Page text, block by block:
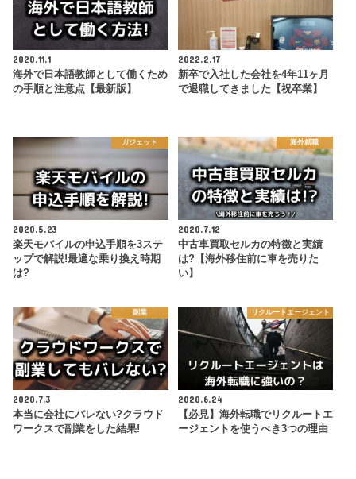
2020.11.1
海外で日本語教師として働くため
の手順と注意点【最新版】
2022.2.17
新卒で入社した会社を4年11ヶ月
で退職してきました【祝卒業】
ガジェット
2020.5.23
楽天モバイルの申込手順を3ステ
ップで解説!最適な乗り換え時期
は?
海外就職
2020.7.12
中古車買取セルカの特徴と実績
は?【海外移住前に車を売りた
い】
副業
2020.7.3
本当に会社にバレない?クラウド
ワークスで副業をした結果!
リクルートエージェント
2020.6.24
【必見】海外転職でリクルートエ
ージェントを使うべき3つの理由